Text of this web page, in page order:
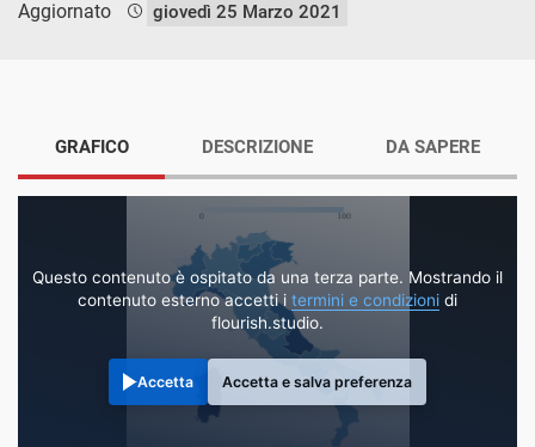
Aggiornato giovedì 25 Marzo 2021
GRAFICO
Questo contenuto è ospitato da una terza parte. Mostrando il
contenuto esterno accetti i termini e condizioni di
flourish.studio.
Accetta Accetta e salva preferenza
DESCRIZIONE DA SAPERE